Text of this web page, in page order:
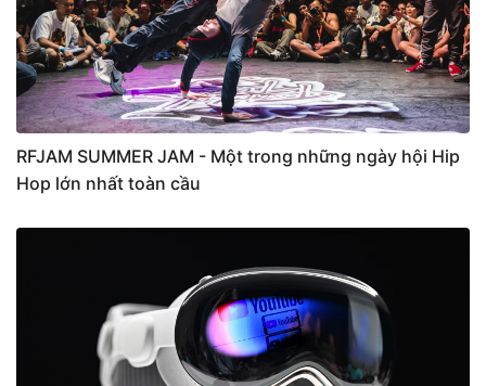
RFJAM SUMMER JAM - Một trong những ngày hội Hip
Hop lớn nhất toàn cầu